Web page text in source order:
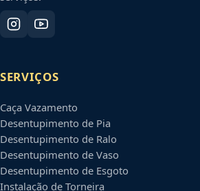
SERVIÇOS
Caça Vazamento
Desentupimento de Pia
Desentupimento de Ralo
Desentupimento de Vaso
Desentupimento de Esgoto
Instalação de Torneira